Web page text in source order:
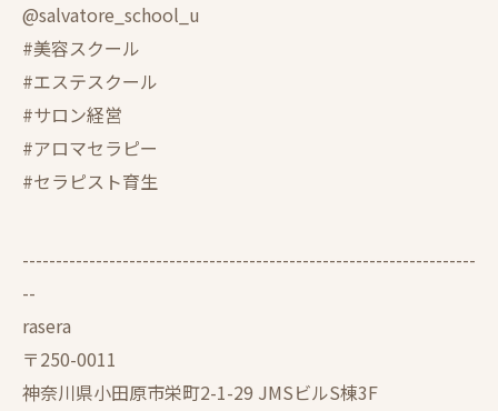
@salvatore_school_u
#美容スクール
#エステスクール
#サロン経営
#アロマセラピー
#セラピスト育生
--------------------------------------------------------------------
--
rasera
〒250-0011
神奈川県小田原市栄町2-1-29 JMSビルS棟3F